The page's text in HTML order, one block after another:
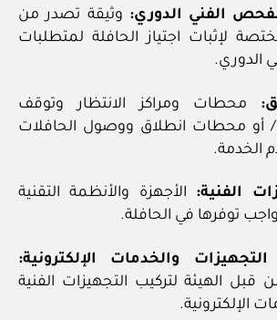
وثيقة تصدر من
لإثبات اجتياز الحافلة لمتطلبات
الدوري.
محطات ومراكز الانتظار وتوقف
/ أو محطات انطلاق ووصول الحافلات
الخدمة.
الأجهزة والأنظمة التقنية
توفرها في الحافلة.
قبل الهيئة لتركيب التجهيزات الفنية
الإلكترونية.